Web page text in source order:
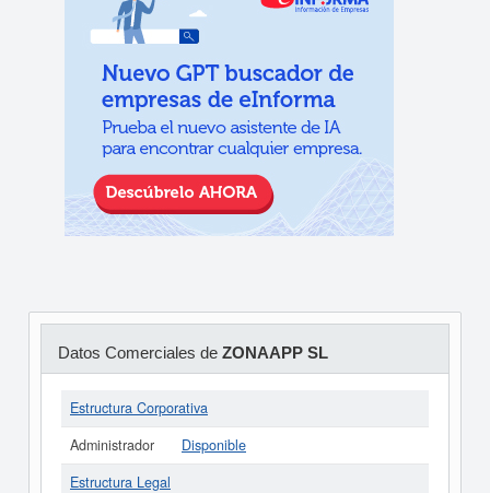
Datos Comerciales de ZONAAPP SL
Estructura Corporativa
Administrador
Disponible
Estructura Legal